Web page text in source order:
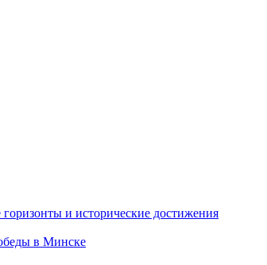
и исторические достижения
в Минске